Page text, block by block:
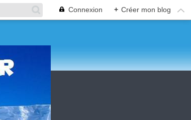
Connexion + Créer mon blog